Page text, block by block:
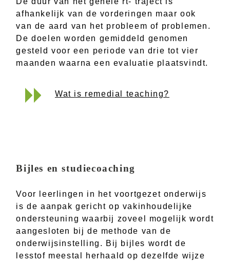
afhankelijk van de vorderingen maar ook
van de aard van het probleem of problemen.
De doelen worden gemiddeld genomen
gesteld voor een periode van drie tot vier
maanden waarna een evaluatie plaatsvindt.
Wat is remedial teaching?
Bijles en studiecoaching
Voor leerlingen in het voortgezet onderwijs
is de aanpak gericht op vakinhoudelijke
ondersteuning waarbij zoveel mogelijk wordt
aangesloten bij de methode van de
onderwijsinstelling. Bij bijles wordt de
lesstof meestal herhaald op dezelfde wijze